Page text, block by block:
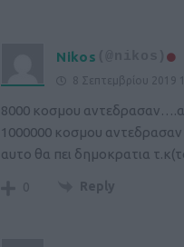
Nikos (@nikos)
8 Σεπτεμβρίου 2019
8000 κοσμου
1000000 κοσμου
αυτο θα πει δημοκρατια
0 Reply